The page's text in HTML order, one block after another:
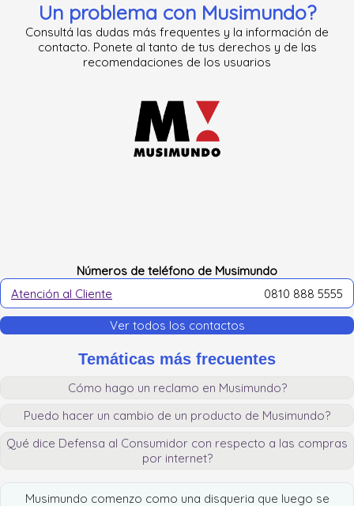
Un problema con Musimundo?
Consultá las dudas más frequentes y la información de
contacto. Ponete al tanto de tus derechos y de las
recomendaciones de los usuarios
Números de teléfono de Musimundo
Atención al Cliente
0810 888 5555
Ver todos los contactos
Temáticas más frecuentes
Cómo hago un reclamo en Musimundo?
Puedo hacer un cambio de un producto de Musimundo?
Qué dice Defensa al Consumidor con respecto a las compras
por internet?
Musimundo comenzo como una disqueria que luego se